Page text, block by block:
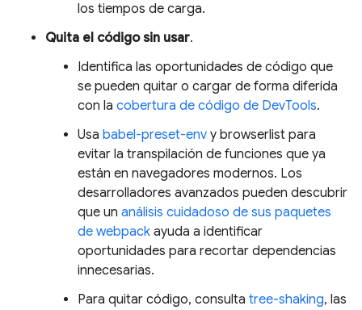
los tiempos de carga.
Quita el código sin usar.
Identifica las oportunidades de código que
se pueden quitar o cargar de forma diferida
con la cobertura de código de DevTools.
Usa babel-preset-env y browserlist para
evitar la transpilación de funciones que ya
están en navegadores modernos. Los
desarrolladores avanzados pueden descubrir
que un análisis cuidadoso de sus paquetes
de webpack ayuda a identificar
oportunidades para recortar dependencias
innecesarias.
Para quitar código, consulta tree-shaking, las